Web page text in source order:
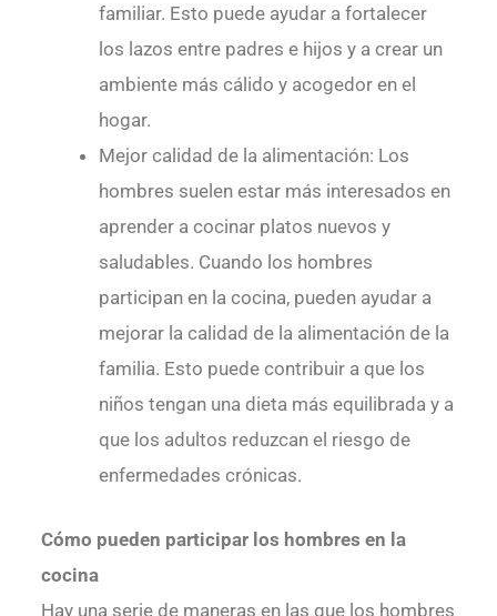
familiar. Esto puede ayudar a fortalecer
los lazos entre padres e hijos y a crear un
ambiente más cálido y acogedor en el
hogar.
Mejor calidad de la alimentación: Los
hombres suelen estar más interesados en
aprender a cocinar platos nuevos y
saludables. Cuando los hombres
participan en la cocina, pueden ayudar a
mejorar la calidad de la alimentación de la
familia. Esto puede contribuir a que los
niños tengan una dieta más equilibrada y a
que los adultos reduzcan el riesgo de
enfermedades crónicas.
Cómo pueden participar los hombres en la
cocina
Hay una serie de maneras en las que los hombres